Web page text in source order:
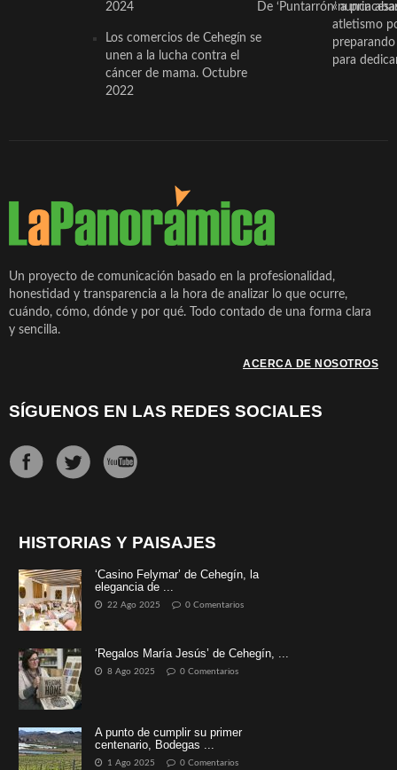
2024
Los comercios de Cehegín se
unen a la lucha contra el
cáncer de mama. Octubre
2022
De ‘Puntarrón’ a«nunca
atletismo
para
Un proyecto de comunicación basado en la profesionalidad,
honestidad y transparencia a la hora de analizar lo que ocurre,
cuándo, cómo, dónde y por qué. Todo contado de una forma clara
y sencilla.
ACERCA DE NOSOTROS
SÍGUENOS EN LAS REDES SOCIALES
HISTORIAS Y PAISAJES
‘Casino Felymar’ de Cehegín, la
elegancia de ...
22 Ago 2025 0 Comentarios
‘Regalos María Jesús’ de Cehegín, ...
8 Ago 2025 0 Comentarios
A punto de cumplir su primer
centenario, Bodegas ...
1 Ago 2025 0 Comentarios